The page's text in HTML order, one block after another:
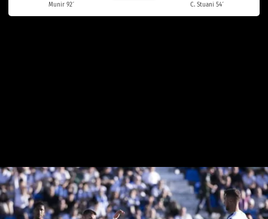
Munir 92´ C. Stuani 54´
Leganés 1-1 Girona: resistencia
pepinera en Butarque para seguir
Resumen en vídeo del Leganés-Girona (1-1)